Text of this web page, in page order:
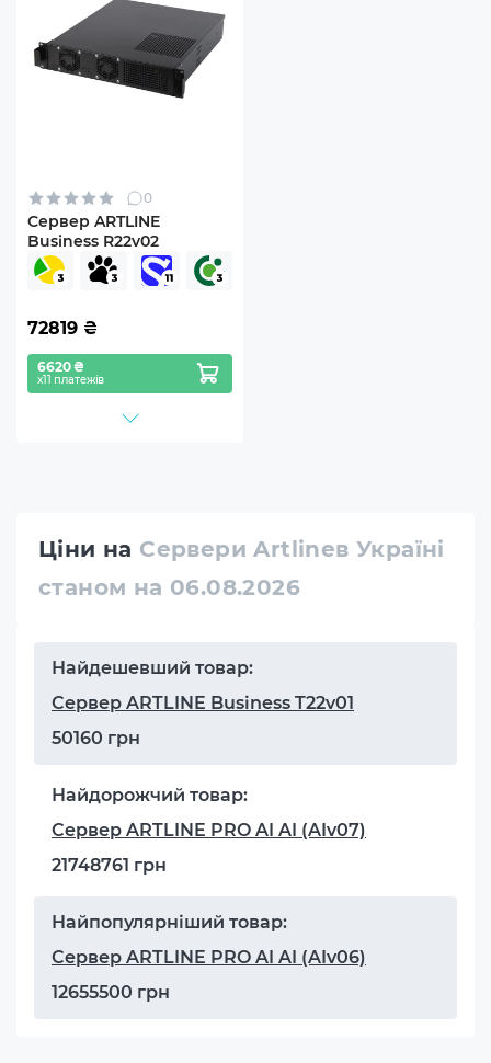
0
Сервер ARTLINE
Business R22v02
72819 ₴
6620 ₴
х11 платежів
Ціни на Сервери Artlineв Україні
станом на 06.08.2026
Найдешевший товар:
Сервер ARTLINE Business T22v01
50160 грн
Найдорожчий товар:
Сервер ARTLINE PRO AI AI (AIv07)
21748761 грн
Найпопулярніший товар:
Сервер ARTLINE PRO AI AI (AIv06)
12655500 грн